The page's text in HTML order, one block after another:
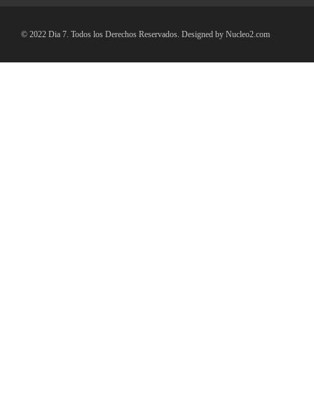
© 2022 Dia 7. Todos los Derechos Reservados. Designed by Nucleo2.com